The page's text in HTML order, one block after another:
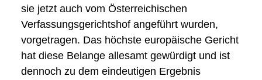
sie jetzt auch vom Österreichischen
Verfassungsgerichtshof angeführt wurden,
vorgetragen. Das höchste europäische Gericht
hat diese Belange allesamt gewürdigt und ist
dennoch zu dem eindeutigen Ergebnis